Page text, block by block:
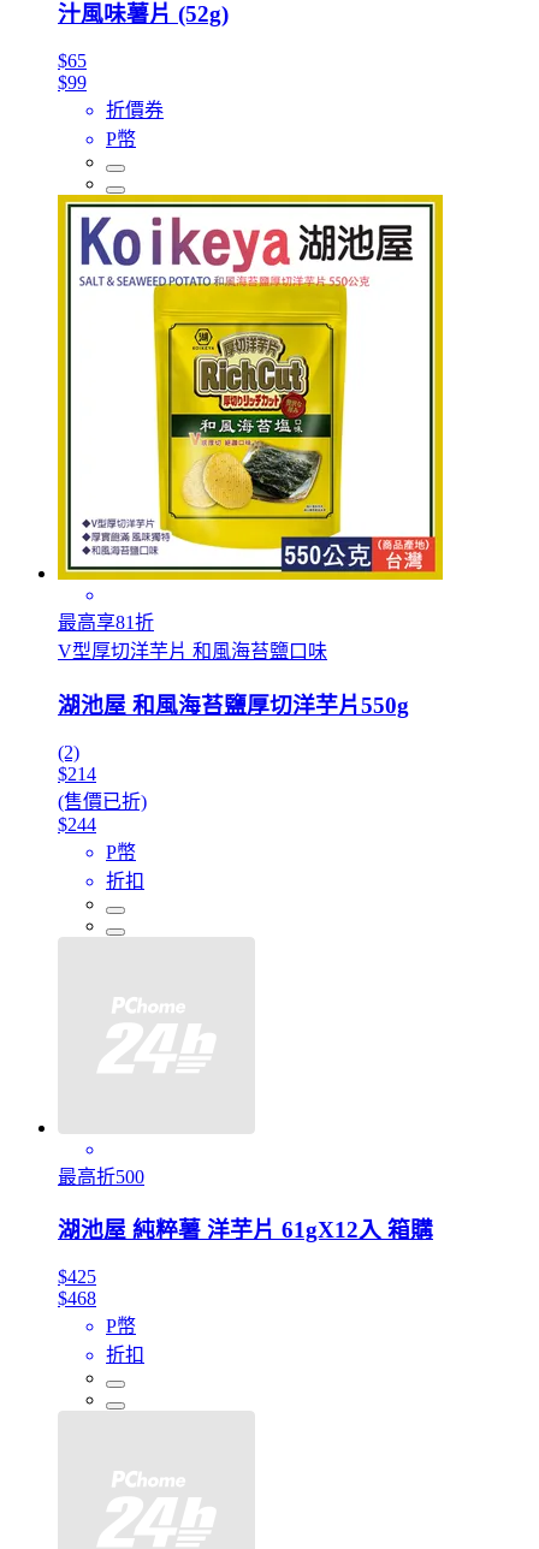
汁風味薯片 (52g)
$65
$99
折價券
P幣
最高享81折
V型厚切洋芋片 和風海苔鹽口味
湖池屋 和風海苔鹽厚切洋芋片550g
(2)
$214
(售價已折)
$244
P幣
折扣
最高折500
湖池屋 純粹薯 洋芋片 61gX12入 箱購
$425
$468
P幣
折扣